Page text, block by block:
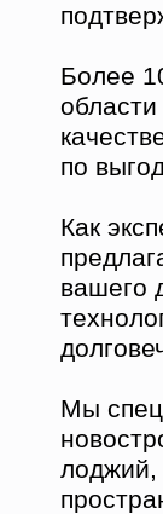
Более
по
Как
вашего
Мы
лоджий,